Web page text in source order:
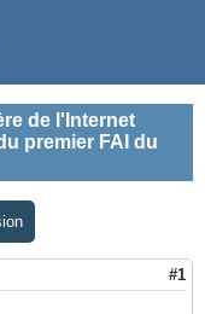
de l'Internet
premier FAI du
#1